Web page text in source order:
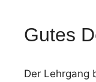
Gutes
Der Lehrgang